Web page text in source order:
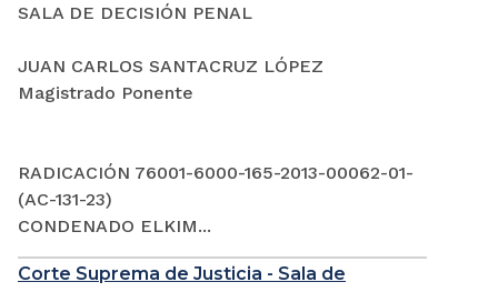
SALA DE DECISIÓN PENAL
JUAN CARLOS SANTACRUZ LÓPEZ
Magistrado Ponente
RADICACIÓN 76001-6000-165-2013-00062-01-
(AC-131-23)
CONDENADO ELKIM...
Corte Suprema de Justicia - Sala de